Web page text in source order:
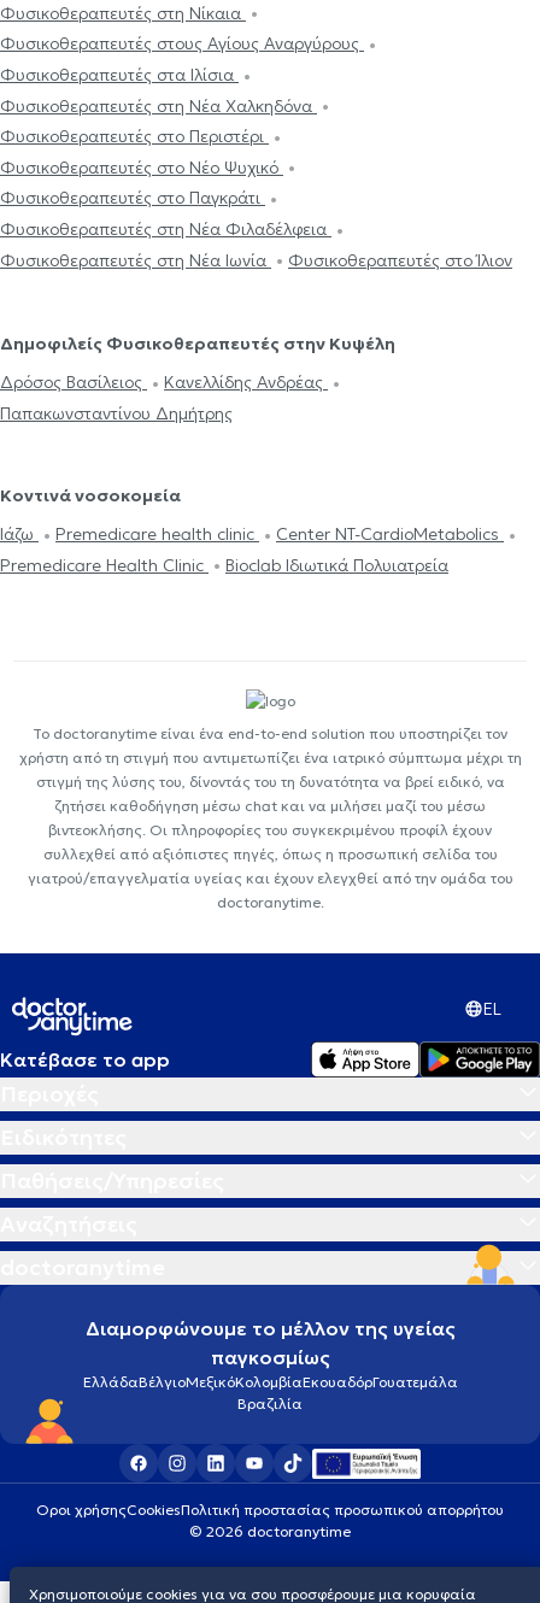
Φυσικοθεραπευτές στη Νίκαια
Φυσικοθεραπευτές στους Αγίους Αναργύρους
Φυσικοθεραπευτές στα Ιλίσια
Φυσικοθεραπευτές στη Νέα Χαλκηδόνα
Φυσικοθεραπευτές στο Περιστέρι
Φυσικοθεραπευτές στο Νέο Ψυχικό
Φυσικοθεραπευτές στο Παγκράτι
Φυσικοθεραπευτές στη Νέα Φιλαδέλφεια
Φυσικοθεραπευτές στη Νέα Ιωνία
Φυσικοθεραπευτές στο Ίλιον
Δημοφιλείς Φυσικοθεραπευτές στην Κυψέλη
Δρόσος Βασίλειος
Κανελλίδης Ανδρέας
Παπακωνσταντίνου Δημήτρης
Κοντινά νοσοκομεία
Ιάζω
Premedicare health clinic
Center NT-CardioMetabolics
Premedicare Health Clinic
Bioclab Ιδιωτικά Πολυιατρεία
Το doctoranytime είναι ένα end-to-end solution που υποστηρίζει τον
χρήστη από τη στιγμή που αντιμετωπίζει ένα ιατρικό σύμπτωμα μέχρι τη
στιγμή της λύσης του, δίνοντάς του τη δυνατότητα να βρεί ειδικό, να
ζητήσει καθοδήγηση μέσω chat και να μιλήσει μαζί του μέσω
βιντεοκλήσης. Οι πληροφορίες του συγκεκριμένου προφίλ έχουν
συλλεχθεί από αξιόπιστες πηγές, όπως η προσωπική σελίδα του
γιατρού/επαγγελματία υγείας και έχουν ελεγχθεί από την ομάδα του
doctoranytime.
EL
Κατέβασε το app
Διαμορφώνουμε το μέλλον της υγείας
παγκοσμίως
ΕλλάδαΒέλγιοΜεξικόΚολομβίαΕκουαδόρΓουατεμάλα
Βραζιλία
Οροι χρήσηςCookiesΠολιτική προστασίας προσωπικού απορρήτου
© 2026 doctoranytime
Χρησιμοποιούμε cookies για να σου προσφέρουμε μια κορυφαία